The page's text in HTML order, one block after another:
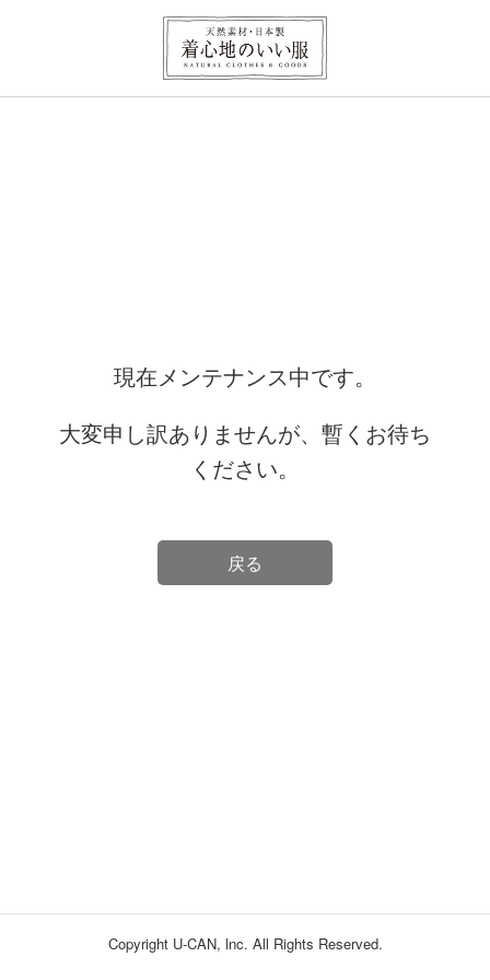
現在メンテナンス中です。
大変申し訳ありませんが、暫くお待ち
ください。
戻る
Copyright U-CAN, lnc. All Rights Reserved.